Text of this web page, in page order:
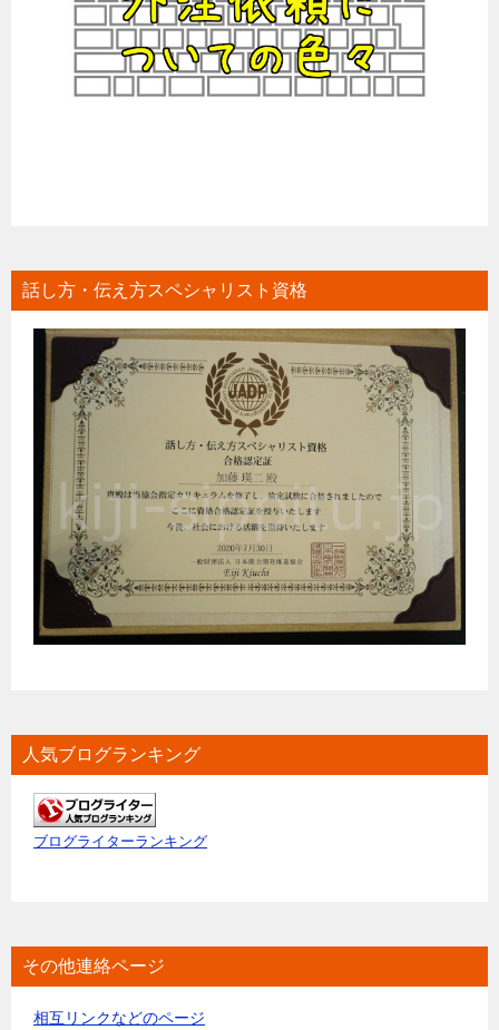
話し方・伝え方スペシャリスト資格
人気ブログランキング
ブログライターランキング
その他連絡ページ
相互リンクなどのページ